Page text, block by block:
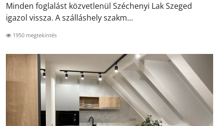
Minden foglalást közvetlenül Széchenyi Lak Szeged
igazol vissza. A szálláshely szakm...
1950 megtekintés